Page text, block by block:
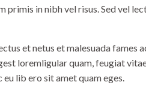
primis in nibh vel risus. Sed vel
et netus et malesuada fames
loremligular quam, feugiat
lib ero sit amet quam eges.